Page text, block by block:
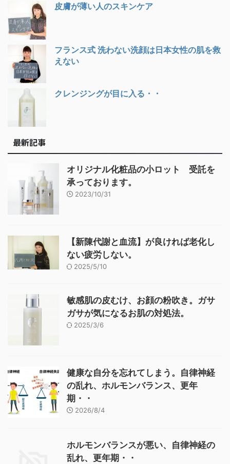
皮膚が薄い人のスキンケア
フランス式 洗わない洗顔は日本女性の肌を救
えない
クレンジングが目に入る・・
最新記事
オリジナル化粧品の小ロット 受託を
承っております。
2023/10/31
【新陳代謝と血流】が良ければ老化し
ない疲労しない。
2025/5/10
敏感肌の皮むけ、お顔の粉吹き。ガサ
ガサが気になるお肌の対処法。
2025/3/6
健康な自分を忘れてしまう。自律神経
の乱れ、ホルモンバランス、更年
期・・
2026/8/4
ホルモンバランスが悪い、自律神経の
乱れ、更年期・・